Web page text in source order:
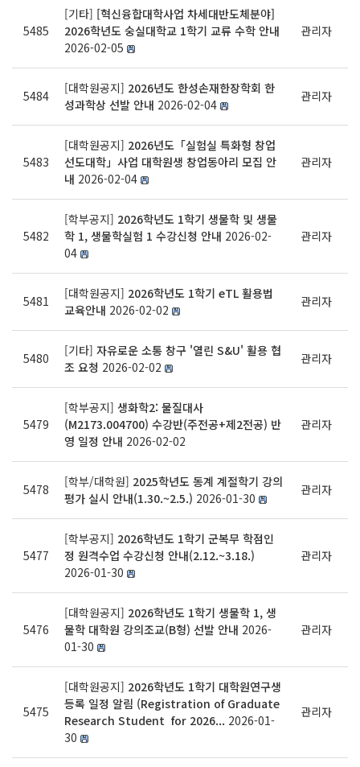
5485
[기타] [혁신융합대학사업 차세대반도체분야]
2026학년도 숭실대학교 1학기 교류 수학 안내
2026-02-05
관리자
5484 [대학원공지] 2026년도 한성손재한장학회 한
성과학상 선발 안내 2026-02-04
관리자
5483
[대학원공지] 2026년도「실험실 특화형 창업
선도대학」사업 대학원생 창업동아리 모집 안
내 2026-02-04
관리자
5482
[학부공지] 2026학년도 1학기 생물학 및 생물
학 1, 생물학실험 1 수강신청 안내 2026-02-
04
관리자
5481 [대학원공지] 2026학년도 1학기 eTL 활용법
교육안내 2026-02-02
관리자
5480 [기타] 자유로운 소통 창구 '열린 S&U' 활용 협
조 요청 2026-02-02
관리자
5479
[학부공지] 생화학2: 물질대사
(M2173.004700) 수강반(주전공+제2전공) 반
영 일정 안내 2026-02-02
관리자
5478 [학부/대학원] 2025학년도 동계 계절학기 강의
평가 실시 안내(1.30.~2.5.) 2026-01-30
관리자
5477
[학부공지] 2026학년도 1학기 군복무 학점인
정 원격수업 수강신청 안내(2.12.~3.18.)
2026-01-30
관리자
5476
[대학원공지] 2026학년도 1학기 생물학 1, 생
물학 대학원 강의조교(B형) 선발 안내 2026-
01-30
관리자
5475
[대학원공지] 2026학년도 1학기 대학원연구생
등록 일정 알림 (Registration of Graduate
Research Student for 2026... 2026-01-
30
관리자